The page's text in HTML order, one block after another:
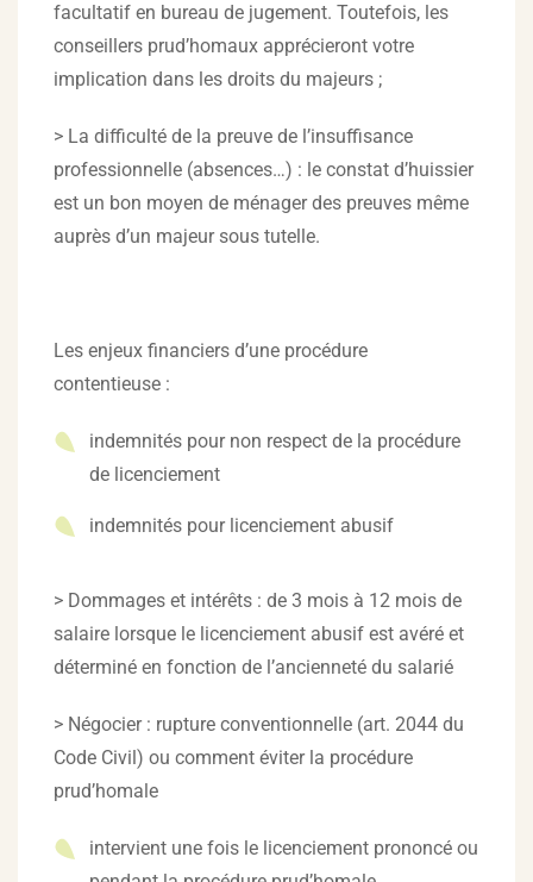
facultatif en bureau de jugement. Toutefois, les
conseillers prud’homaux apprécieront votre
implication dans les droits du majeurs ;
> La difficulté de la preuve de l’insuffisance
professionnelle (absences…) : le constat d’huissier
est un bon moyen de ménager des preuves même
auprès d’un majeur sous tutelle.
Les enjeux financiers d’une procédure
contentieuse :
indemnités pour non respect de la procédure
de licenciement
indemnités pour licenciement abusif
> Dommages et intérêts : de 3 mois à 12 mois de
salaire lorsque le licenciement abusif est avéré et
déterminé en fonction de l’ancienneté du salarié
> Négocier : rupture conventionnelle (art. 2044 du
Code Civil) ou comment éviter la procédure
prud’homale
intervient une fois le licenciement prononcé ou